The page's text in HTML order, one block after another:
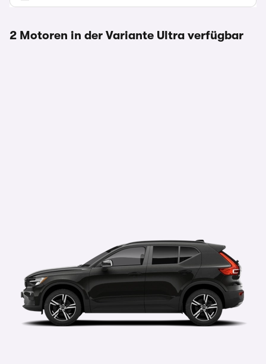
2 Motoren in der Variante Ultra verfügbar